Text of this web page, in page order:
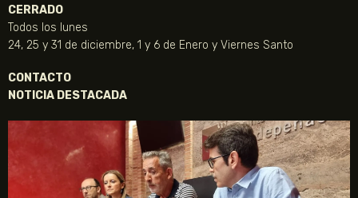
CERRADO
Todos los lunes
24, 25 y 31 de diciembre, 1 y 6 de Enero y Viernes Santo
CONTACTO
NOTICIA DESTACADA